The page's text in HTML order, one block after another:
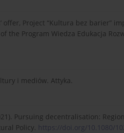
Project “Kultura bez barier”
Program Wiedza Edukacja
i mediów. Attyka.
Pursuing decentralisation:
Policy. https://doi.org/10.1080/